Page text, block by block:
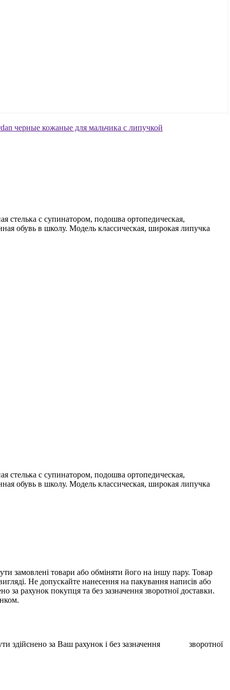
с супинатором, подошва ортопедическая,
обувь в школу. Модель классическая, широкая липучка
с супинатором, подошва ортопедическая,
обувь в школу. Модель классическая, широкая липучка
замовлені товари або обміняти його на іншу пару. Товар
Не допускайте нанесення на пакування написів або
рахунок покупця та без зазначення зворотної доставки.
здійснено за Ваш рахунок і без зазначення зворотної